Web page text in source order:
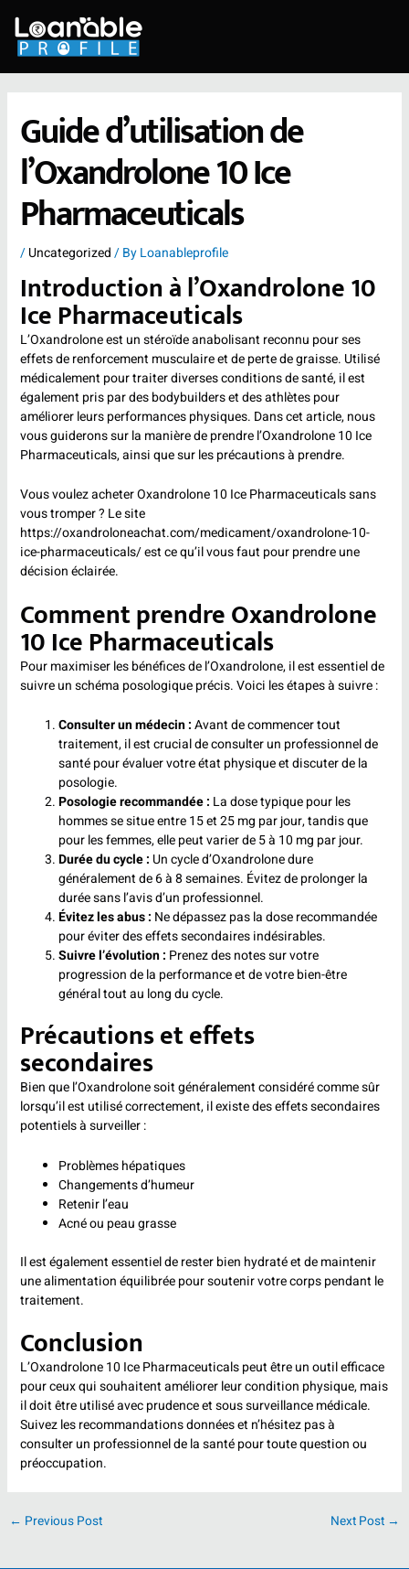
content
Guide d’utilisation de
l’Oxandrolone 10 Ice
Pharmaceuticals
/Uncategorized/ ByLoanableprofile
Introduction à l’Oxandrolone 10
Ice Pharmaceuticals
L’Oxandrolone est un stéroïde anabolisant reconnu pour ses
effets de renforcement musculaire et de perte de graisse. Utilisé
médicalement pour traiter diverses conditions de santé, il est
également pris par des bodybuilders et des athlètes pour
améliorer leurs performances physiques. Dans cet article, nous
vous guiderons sur la manière de prendre l’Oxandrolone 10 Ice
Pharmaceuticals, ainsi que sur les précautions à prendre.
Vous voulez acheter Oxandrolone 10 Ice Pharmaceuticals sans
vous tromper ? Le site
https://oxandroloneachat.com/medicament/oxandrolone-10-
ice-pharmaceuticals/est ce qu’il vous faut pour prendre une
décision éclairée.
Comment prendre Oxandrolone
10 Ice Pharmaceuticals
Pour maximiser les bénéfices de l’Oxandrolone, il est essentiel de
suivre un schéma posologique précis. Voici les étapes à suivre :
Consulter un médecin :Avant de commencer tout
traitement, il est crucial de consulter un professionnel de
santé pour évaluer votre état physique et discuter de la
posologie.
Posologie recommandée : La dose typique pour les
hommes se situe entre 15 et 25 mg par jour, tandis que
pour les femmes, elle peut varier de 5 à 10 mg par jour.
Durée du cycle : Un cycle d’Oxandrolone dure
généralement de 6 à 8 semaines. Évitez de prolonger la
durée sans l’avis d’un professionnel.
Évitez les abus : Ne dépassez pas la dose recommandée
pour éviter des effets secondaires indésirables.
Suivre l’évolution : Prenez des notes sur votre
progression de la performance et de votre bien-être
général tout au long du cycle.
Précautions et effets
secondaires
Bien que l’Oxandrolone soit généralement considéré comme sûr
lorsqu’il est utilisé correctement, il existe des effets secondaires
potentiels à surveiller :
Problèmes hépatiques
Changements d’humeur
Retenir l’eau
Acné ou peau grasse
Il est également essentiel de rester bien hydraté et de maintenir
une alimentation équilibrée pour soutenir votre corps pendant le
traitement.
Conclusion
L’Oxandrolone 10 Ice Pharmaceuticals peut être un outil efficace
pour ceux qui souhaitent améliorer leur condition physique, mais
il doit être utilisé avec prudence et sous surveillance médicale.
Suivez les recommandations données et n’hésitez pas à
consulter un professionnel de la santé pour toute question ou
préoccupation.
← Previous Post Next Post →